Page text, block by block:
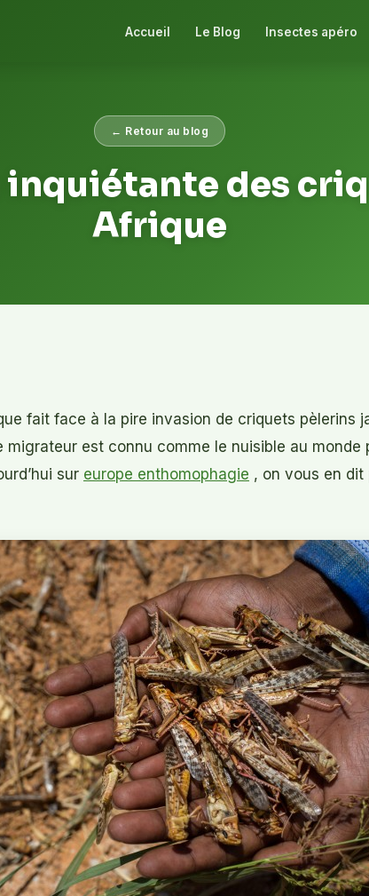
Accueil Le Blog Insectes apéro
← Retour au blog
inquiétante des
Afrique
fait face à la pire invasion de criquets pèlerins
est connu comme le nuisible au monde
sur europe enthomophagie , on vous en dit